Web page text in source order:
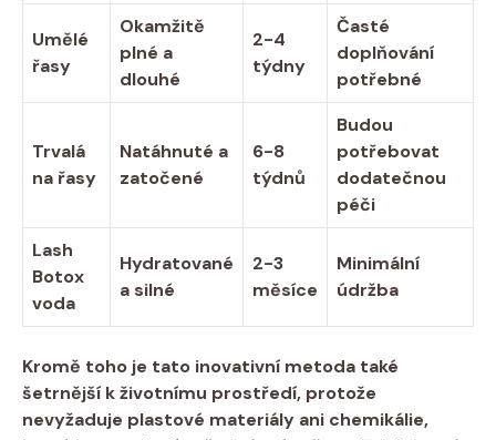
Umělé
řasy
Okamžitě
plné a
dlouhé
2-4
týdny
Časté
doplňování
potřebné
Trvalá
na řasy
Natáhnuté a
zatočené
6-8
týdnů
Budou
potřebovat
dodatečnou
péči
Lash
Botox
voda
Hydratované
a silné
2-3
měsíce
Minimální
údržba
Kromě toho je tato inovativní metoda také
šetrnější k životnímu prostředí, protože
nevyžaduje plastové materiály ani chemikálie,